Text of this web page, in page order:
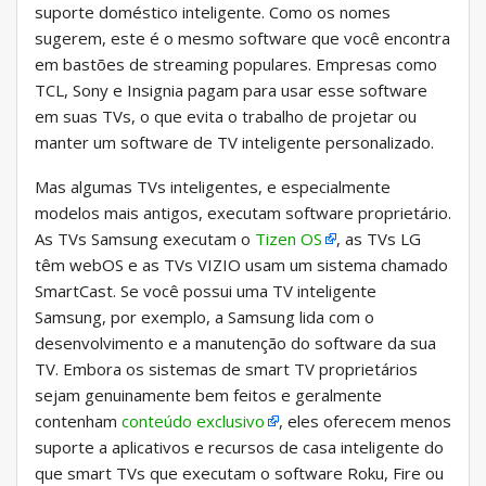
suporte doméstico inteligente. Como os nomes
sugerem, este é o mesmo software que você encontra
em bastões de streaming populares. Empresas como
TCL, Sony e Insignia pagam para usar esse software
em suas TVs, o que evita o trabalho de projetar ou
manter um software de TV inteligente personalizado.
Mas algumas TVs inteligentes, e especialmente
modelos mais antigos, executam software proprietário.
As TVs Samsung executam o Tizen OS
, as TVs LG
têm webOS e as TVs VIZIO usam um sistema chamado
SmartCast. Se você possui uma TV inteligente
Samsung, por exemplo, a Samsung lida com o
desenvolvimento e a manutenção do software da sua
TV. Embora os sistemas de smart TV proprietários
sejam genuinamente bem feitos e geralmente
contenham conteúdo exclusivo
, eles oferecem menos
suporte a aplicativos e recursos de casa inteligente do
que smart TVs que executam o software Roku, Fire ou